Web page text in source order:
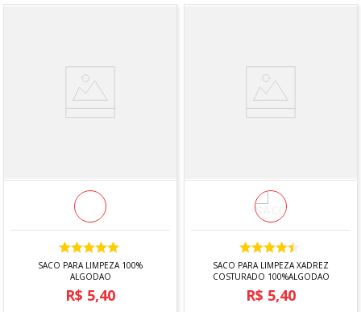
3 Potes Cristal 550 ml
- ao Lava Louças;
- ao micro-ondas até 110°C (sem a tampa);
- Apropriado para alimentos.
SACO PARA LIMPEZA 100%
ALGODAO
R$ 5,40
SACO PARA LIMPEZA XADREZ
COSTURADO 100%ALGODAO
R$ 5,40